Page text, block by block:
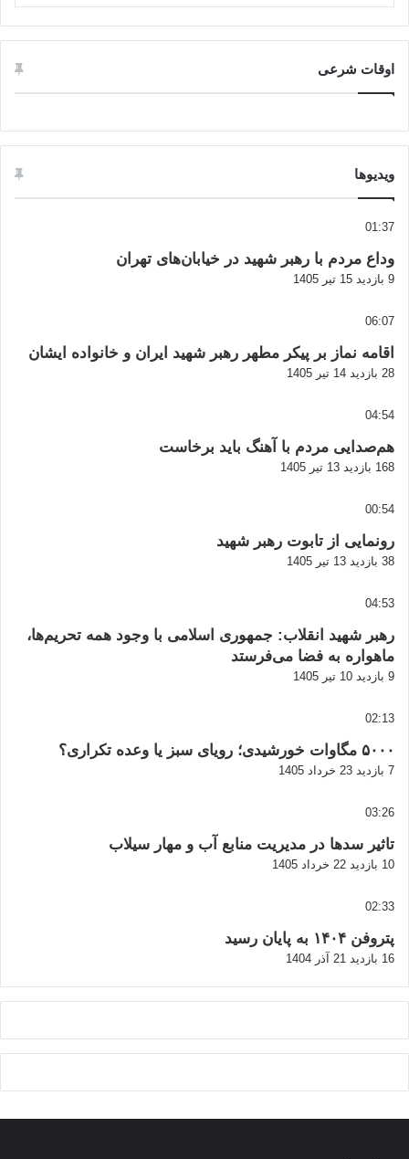
اوقات شرعی
ویدیوها
01:37
وداع مردم با رهبر شهید در خیابان‌های تهران
9 بازدید 15 تیر 1405
06:07
اقامه نماز بر پیکر مطهر رهبر شهید ایران و خانواده ایشان
28 بازدید 14 تیر 1405
04:54
هم‌صدایی مردم با آهنگ باید برخاست
168 بازدید 13 تیر 1405
00:54
رونمایی از تابوت رهبر شهید
38 بازدید 13 تیر 1405
04:53
رهبر شهید انقلاب: جمهوری اسلامی با وجود همه تحریم‌ها،
ماهواره به فضا می‌فرستد
9 بازدید 10 تیر 1405
02:13
۵۰۰۰ مگاوات خورشیدی؛ رویای سبز یا وعده تکراری؟
7 بازدید 23 خرداد 1405
03:26
تاثیر سدها در مدیریت منابع آب و مهار سیلاب
10 بازدید 22 خرداد 1405
02:33
پتروفن ۱۴۰۴ به پایان رسید
16 بازدید 21 آذر 1404